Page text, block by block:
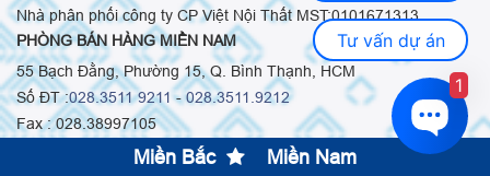
Nhà phân phối công ty CP Việt Nội Thất MST:0101671313
PHÒNG BÁN HÀNG MIỀN NAM
55 Bạch Đằng, Phường 15, Q. Bình Thạnh, HCM
Số ĐT :028.3511 9211-028.3511.9212
Fax : 028.38997105
0914.515.659 - 0916.952.958 -0903.331.921
Miền Bắc Miền Nam
Tư vấn dự án
1